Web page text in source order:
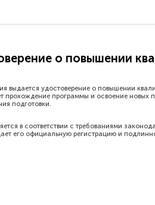
о повышении
выдается удостоверение о повышении
прохождение программы и освоение новых
подготовки.
в соответствии с требованиями
его официальную регистрацию и